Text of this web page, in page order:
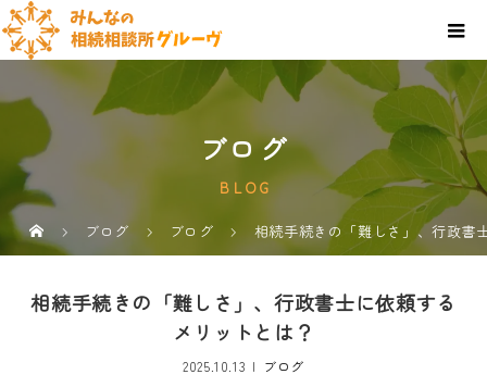
ブログ
BLOG
ブログ ブログ 相続手続きの「難しさ」、行政書
相続手続きの「難しさ」、行政書士に依頼する
メリットとは？
2025.10.13 ブログ